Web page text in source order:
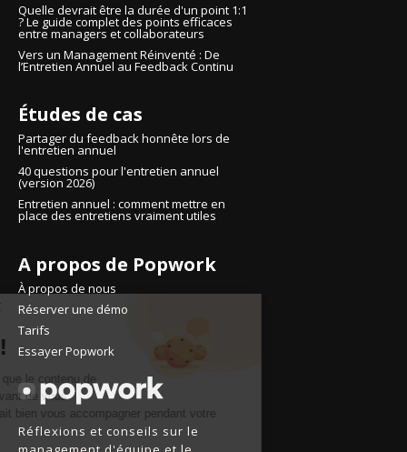
Réflexions et conseils sur le
Quelle devrait être la durée d'un point 1:1
? Le guide complet des points efficaces
entre managers et collaborateurs
Vers un Management Réinventé : De
l’Entretien Annuel au Feedback Continu
Études de cas
Partager du feedback honnête lors de
l'entretien annuel
40 questions pour l'entretien annuel
(version 2026)
Entretien annuel : comment mettre en
place des entretiens vraiment utiles
A propos de Popwork
À propos de nous
Réserver une démo
Tarifs
Essayer Popwork
Continuer sans accepter
Salut c'est nous..
les Cookies !
On a attendu d'être sûrs que le contenu de
ce site vous intéresse avant de vous
déranger, mais on aimerait bien vous accompagner pendant votre
visite...